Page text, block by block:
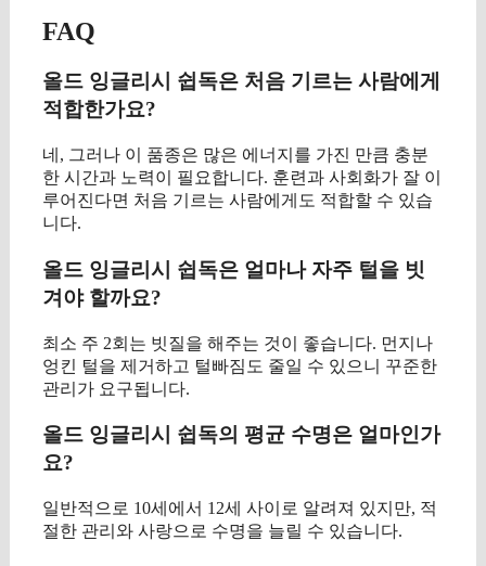
FAQ
올드 잉글리시 쉽독은 처음 기르는 사람에게
적합한가요?
네, 그러나 이 품종은 많은 에너지를 가진 만큼 충분
한 시간과 노력이 필요합니다. 훈련과 사회화가 잘 이
루어진다면 처음 기르는 사람에게도 적합할 수 있습
니다.
올드 잉글리시 쉽독은 얼마나 자주 털을 빗
겨야 할까요?
최소 주 2회는 빗질을 해주는 것이 좋습니다. 먼지나
엉킨 털을 제거하고 털빠짐도 줄일 수 있으니 꾸준한
관리가 요구됩니다.
올드 잉글리시 쉽독의 평균 수명은 얼마인가
요?
일반적으로 10세에서 12세 사이로 알려져 있지만, 적
절한 관리와 사랑으로 수명을 늘릴 수 있습니다.